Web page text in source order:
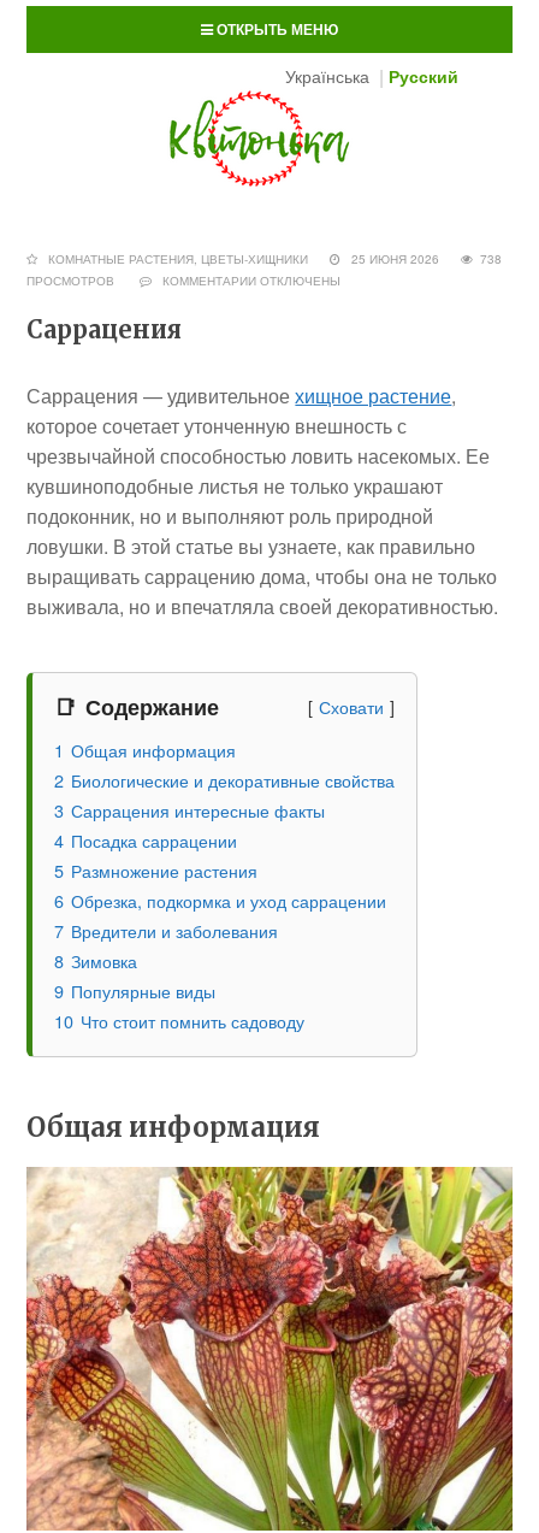
ОТКРЫТЬ МЕНЮ
Українська Русский
КОМНАТНЫЕ РАСТЕНИЯ, ЦВЕТЫ-ХИЩНИКИ 25 ИЮНЯ 2026
738
ПРОСМОТРОВ
КОММЕНТАРИИ ОТКЛЮЧЕНЫ
Саррацения
Саррацения — удивительноехищное растение,
которое сочетает утонченную внешность с
чрезвычайной способностью ловить насекомых. Ее
кувшиноподобные листья не только украшают
подоконник, но и выполняют роль природной
ловушки. В этой статье вы узнаете, как правильно
выращивать саррацению дома, чтобы она не только
выживала, но и впечатляла своей декоративностью.
Содержание Сховати
1 Общая информация
2 Биологические и декоративные свойства
3 Саррацения интересные факты
4 Посадка саррацении
5 Размножение растения
6 Обрезка, подкормка и уход саррацении
7 Вредители и заболевания
8 Зимовка
9 Популярные виды
10 Что стоит помнить садоводу
Общая информация